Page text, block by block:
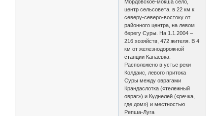
Мордовское-мокша село,
центр сельсовета, в 22 км к
северу-северо-востоку от
районного центра, на левом
берегу Суры. На 1.1.2004 –
216 хозяйств, 472 жителя. В 4
км от железнодорожной
станции Канаевка.
Расположено в устье реки
Колдаис, левого притока
Суры между оврагами
Крандаслотка («тележный
овраг») и Куднелей («речка,
где дом») и местностью
Репша-Луга